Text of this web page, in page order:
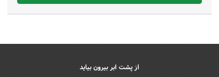
از پشت ابر بیرون بیاید